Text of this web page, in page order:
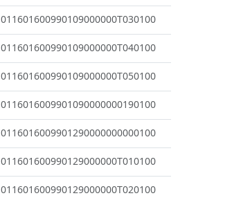
011601600990109000000T030100
011601600990109000000T040100
011601600990109000000T050100
0116016009901090000000190100
0116016009901290000000000100
011601600990129000000T010100
011601600990129000000T020100